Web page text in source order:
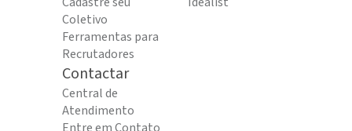
Coletivo
Ferramentas para
Recrutadores
Contactar
Central de
Atendimento